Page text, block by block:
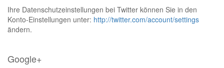
Ihre Datenschutzeinstellungen bei Twitter können Sie in den
Konto-Einstellungen unter: http://twitter.com/account/settings
ändern.
Google+